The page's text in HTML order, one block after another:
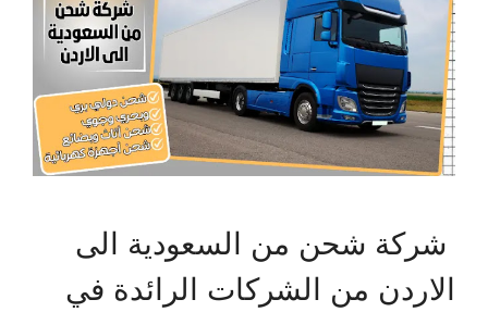
شركة شحن من السعودية الى
الاردن من الشركات الرائدة في